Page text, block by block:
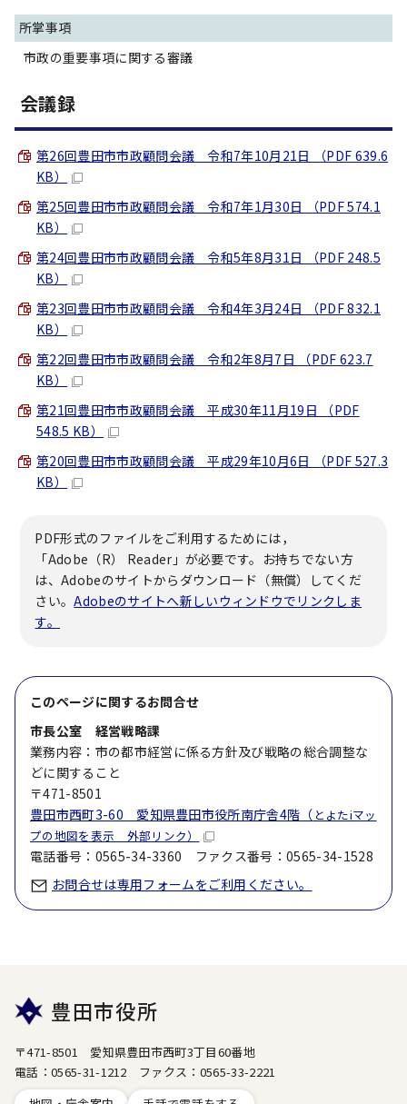
所掌事項
市政の重要事項に関する審議
会議録
第26回豊田市市政顧問会議 令和7年10月21日 （PDF 639.6
KB）
第25回豊田市市政顧問会議 令和7年1月30日 （PDF 574.1
KB）
第24回豊田市市政顧問会議 令和5年8月31日 （PDF 248.5
KB）
第23回豊田市市政顧問会議 令和4年3月24日 （PDF 832.1
KB）
第22回豊田市市政顧問会議 令和2年8月7日 （PDF 623.7
KB）
第21回豊田市市政顧問会議 平成30年11月19日 （PDF
548.5 KB）
第20回豊田市市政顧問会議 平成29年10月6日 （PDF 527.3
KB）
PDF形式のファイルをご利用するためには，
「Adobe（R） Reader」が必要です。お持ちでない方
は、Adobeのサイトからダウンロード（無償）してくだ
さい。Adobeのサイトへ新しいウィンドウでリンクしま
す。
このページに関するお問合せ
市長公室 経営戦略課
業務内容：市の都市経営に係る方針及び戦略の総合調整な
どに関すること
〒471-8501
豊田市西町3-60 愛知県豊田市役所南庁舎4階（ とよたiマッ
プの地図を表示 外部リンク）
電話番号：0565-34-3360 ファクス番号：0565-34-1528
お問合せは専用フォームをご利用ください。
豊田市役所
〒471-8501 愛知県豊田市西町3丁目60番地
電話：0565-31-1212 ファクス：0565-33-2221